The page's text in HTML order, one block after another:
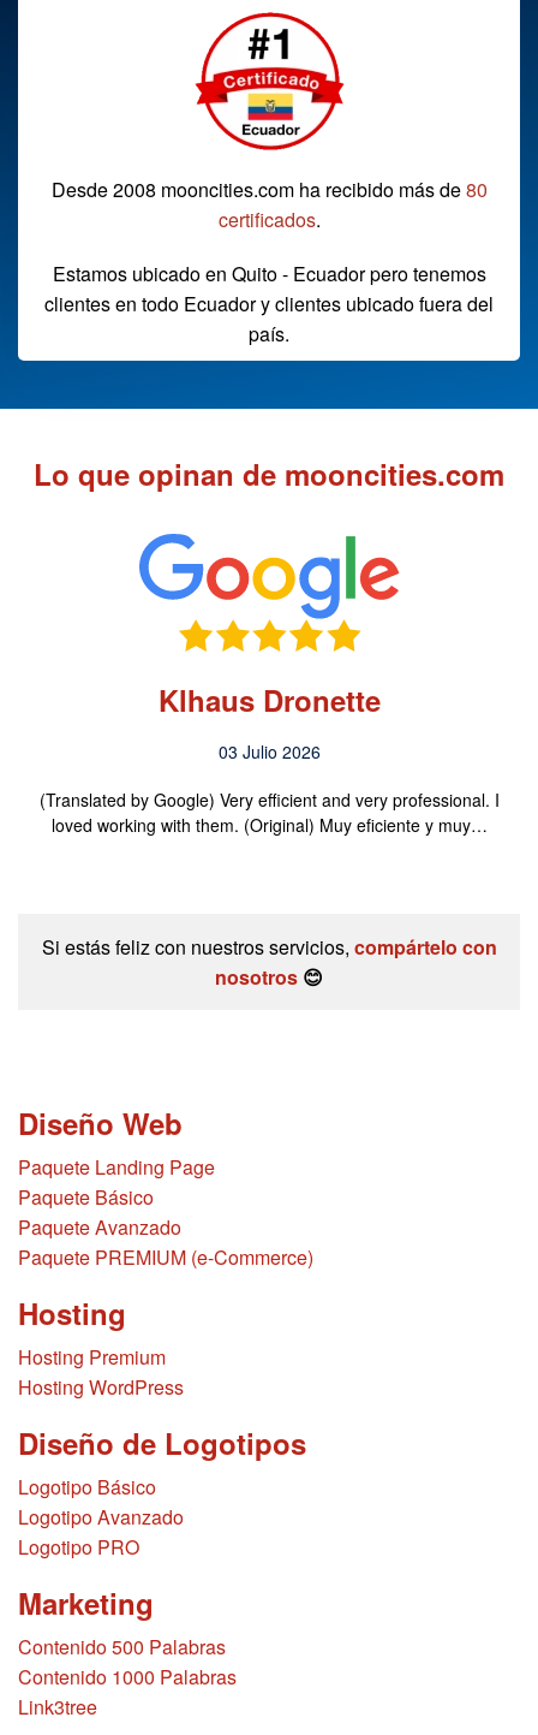
Desde 2008 mooncities.com ha recibido más de80
certificados.
Estamos ubicado en Quito - Ecuador pero tenemos
clientes en todo Ecuador y clientes ubicado fuera del
país.
Lo que opinan de mooncities.com
Klhaus Dronette
03 Julio 2026
(Translated by Google) Very efficient and very professional. I
loved working with them. (Original) Muy eficiente y muy…
Si estás feliz con nuestros servicios, compártelo con
nosotros 😊
Diseño Web
Paquete Landing Page
Paquete Básico
Paquete Avanzado
Paquete PREMIUM (e-Commerce)
Hosting
Hosting Premium
Hosting WordPress
Diseño de Logotipos
Logotipo Básico
Logotipo Avanzado
Logotipo PRO
Marketing
Contenido 500 Palabras
Contenido 1000 Palabras
Link3tree